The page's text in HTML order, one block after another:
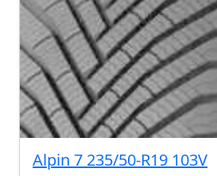
Alpin 7 235/50-R19 103V